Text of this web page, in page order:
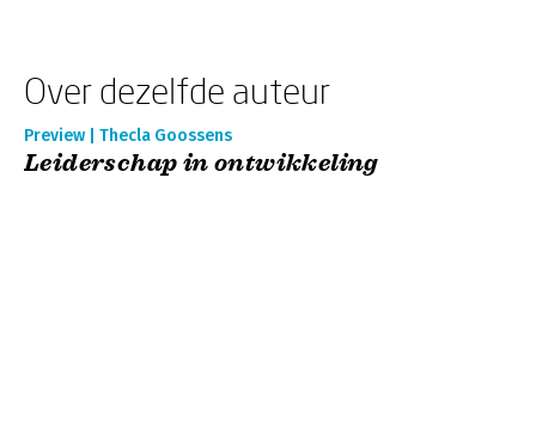
Over dezelfde auteur
Preview | Thecla Goossens
Leiderschap in ontwikkeling